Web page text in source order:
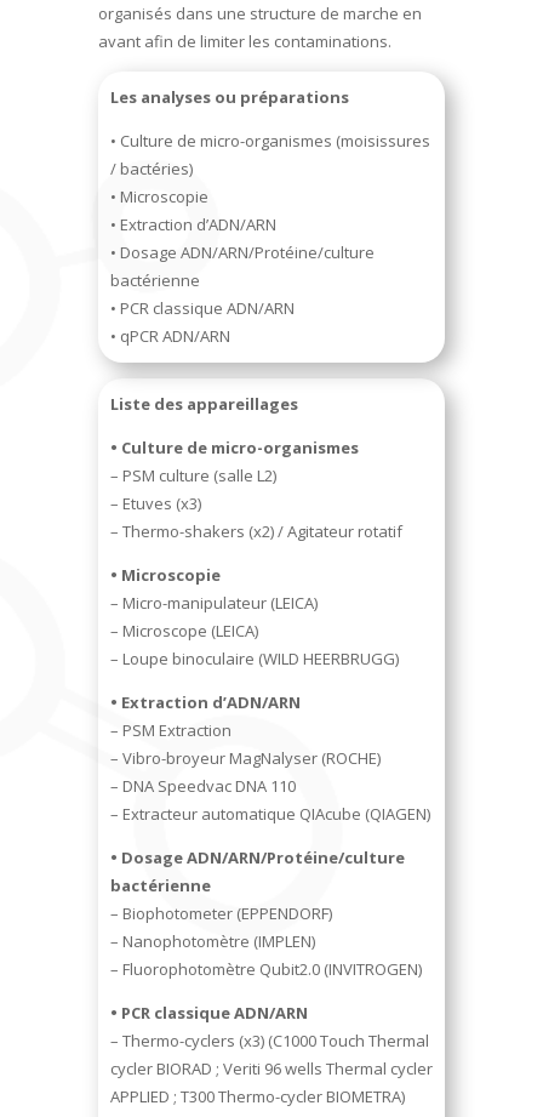
organisés dans une structure de marche en
avant afin de limiter les contaminations.
Les analyses ou préparations
• Culture de micro-organismes (moisissures
/ bactéries)
• Microscopie
• Extraction d’ADN/ARN
• Dosage ADN/ARN/Protéine/culture
bactérienne
• PCR classique ADN/ARN
• qPCR ADN/ARN
Liste des appareillages
• Culture de micro-organismes
– PSM culture (salle L2)
– Etuves (x3)
– Thermo-shakers (x2) / Agitateur rotatif
• Microscopie
– Micro-manipulateur (LEICA)
– Microscope (LEICA)
– Loupe binoculaire (WILD HEERBRUGG)
• Extraction d’ADN/ARN
– PSM Extraction
– Vibro-broyeur MagNalyser (ROCHE)
– DNA Speedvac DNA 110
– Extracteur automatique QIAcube (QIAGEN)
• Dosage ADN/ARN/Protéine/culture
bactérienne
– Biophotometer (EPPENDORF)
– Nanophotomètre (IMPLEN)
– Fluorophotomètre Qubit2.0 (INVITROGEN)
• PCR classique ADN/ARN
– Thermo-cyclers (x3) (C1000 Touch Thermal
cycler BIORAD ; Veriti 96 wells Thermal cycler
APPLIED ; T300 Thermo-cycler BIOMETRA)